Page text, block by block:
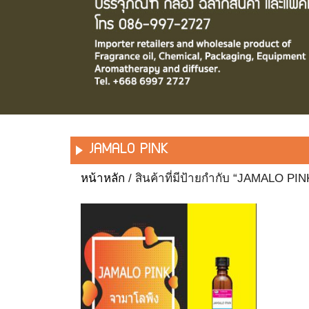
JAMALO PINK
หน้าหลัก / สินค้าที่มีป้ายกำกับ “JAMALO